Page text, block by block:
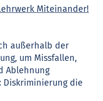
Miteinander!
außerhalb der
um Missfallen,
Ablehnung
Diskriminierung die